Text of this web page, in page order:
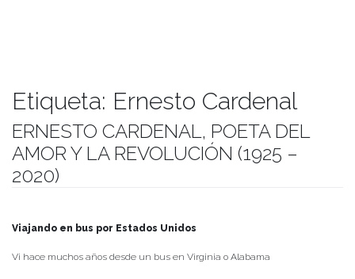
Etiqueta: Ernesto Cardenal
ERNESTO CARDENAL, POETA DEL
AMOR Y LA REVOLUCIÓN (1925 –
2020)
Viajando en bus por Estados Unidos
Vi hace muchos años desde un bus en Virginia o Alabama